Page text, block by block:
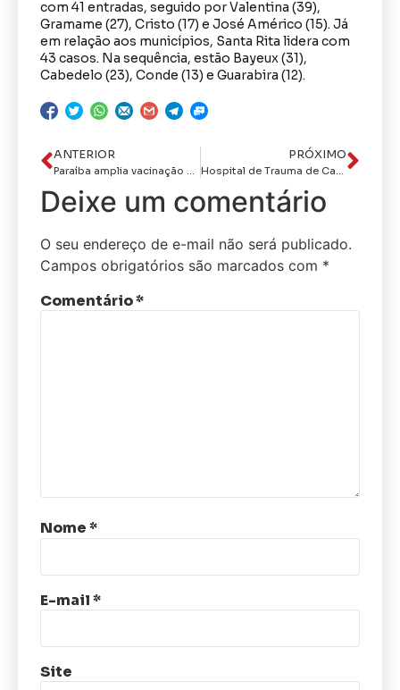
com 41 entradas, seguido por Valentina (39),
Gramame (27), Cristo (17) e José Américo (15). Já
em relação aos municípios, Santa Rita lidera com
43 casos. Na sequência, estão Bayeux (31),
Cabedelo (23), Conde (13) e Guarabira (12).
ANTERIOR
Paraíba amplia vacinação contra a dengue para profissionais da Atenção Primária e promove “Dia D” de multivacinação
PRÓXIMO
Hospital de Trauma de Campina Grande realiza 470 atendimentos no fim de semana
Deixe um comentário
O seu endereço de e-mail não será publicado.
Campos obrigatórios são marcados com *
Comentário*
Nome*
E-mail*
Site